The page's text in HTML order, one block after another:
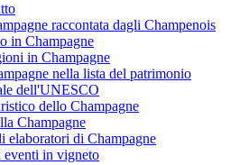
raccontata dagli Champenois
in Champagne
in Champagne
nella lista del patrimonio
dell'UNESCO
dello Champagne
Champagne
elaboratori di Champagne
eventi in vigneto